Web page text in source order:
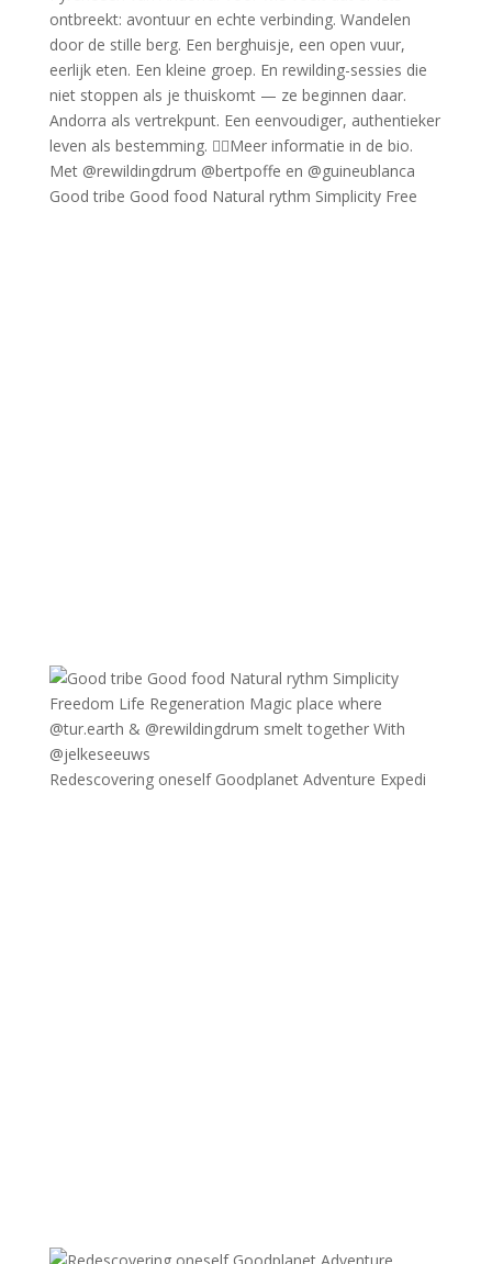
Good tribe Good food Natural rythm Simplicity Free
Redescovering oneself Goodplanet Adventure Expedi